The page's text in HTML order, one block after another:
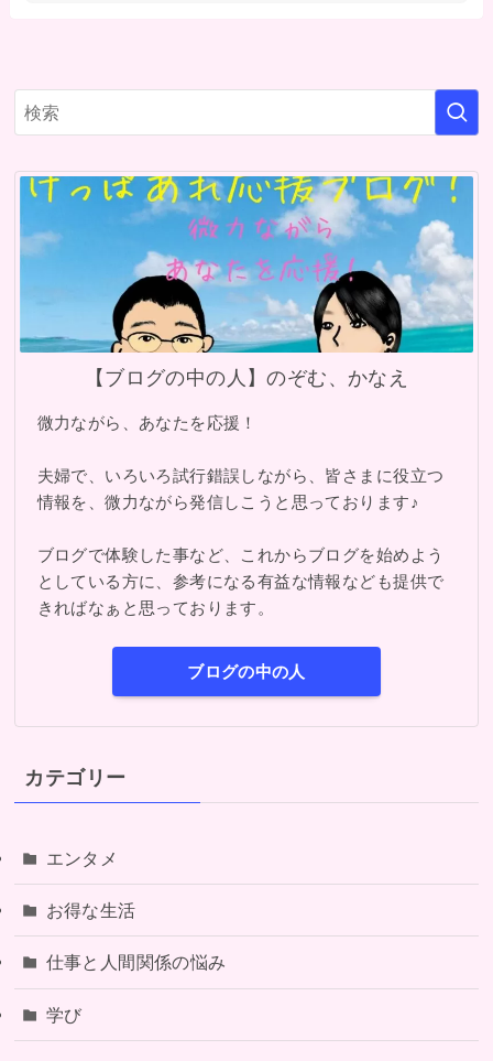
【ブログの中の人】のぞむ、かなえ
微力ながら、あなたを応援！
夫婦で、いろいろ試行錯誤しながら、皆さまに役立つ
情報を、微力ながら発信しこうと思っております♪
ブログで体験した事など、これからブログを始めよう
としている方に、参考になる有益な情報なども提供で
きればなぁと思っております。
ブログの中の人
カテゴリー
エンタメ
お得な生活
仕事と人間関係の悩み
学び